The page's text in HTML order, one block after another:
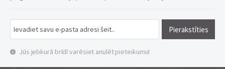
Pierakstīties
Jūs jebkurā brīdī varēsiet anulēt pieteikumu!